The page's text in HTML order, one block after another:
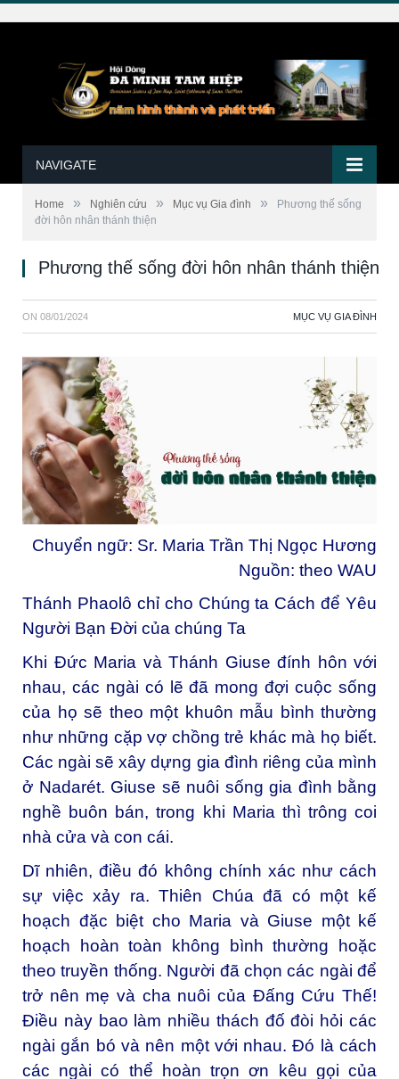
NAVIGATE
Home » Nghiên cứu » Mục vụ Gia đình »
Phương thế sống
đời hôn nhân thánh thiện
Phương thế sống đời hôn nhân thánh thiện
ON 08/01/2024 MỤC VỤ GIA ĐÌNH
Chuyển ngữ: Sr. Maria Trần Thị Ngọc Hương
Nguồn: theo WAU
Thánh Phaolô chỉ cho Chúng ta Cách để Yêu
Người Bạn Đời của chúng Ta
Khi Đức Maria và Thánh Giuse đính hôn với
nhau, các ngài có lẽ đã mong đợi cuộc sống
của họ sẽ theo một khuôn mẫu bình thường
như những cặp vợ chồng trẻ khác mà họ biết.
Các ngài sẽ xây dựng gia đình riêng của mình
ở Nadarét. Giuse sẽ nuôi sống gia đình bằng
nghề buôn bán, trong khi Maria thì trông coi
nhà cửa và con cái.
Dĩ nhiên, điều đó không chính xác như cách
sự việc xảy ra. Thiên Chúa đã có một kế
hoạch đặc biệt cho Maria và Giuse một kế
hoạch hoàn toàn không bình thường hoặc
theo truyền thống. Người đã chọn các ngài để
trở nên mẹ và cha nuôi của Đấng Cứu Thế!
Điều này bao làm nhiều thách đố đòi hỏi các
ngài gắn bó và nên một với nhau. Đó là cách
các ngài có thể hoàn trọn ơn kêu gọi của